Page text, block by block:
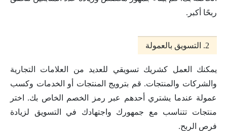
ربحًا أكبر.
2. التسويق بالعمولة
يمكنك العمل كشريك تسويقي للعديد من العلامات التجارية
والشركات والمنتجات. قم بترويج المنتجات أو الخدمات وكسب
عمولة عندما يشتري أحدهم عبر رمز الخصم الخاص بك. اختر
منتجات تتناسب مع جمهورك واجتهادك في التسويق لزيادة
فرص الربح.